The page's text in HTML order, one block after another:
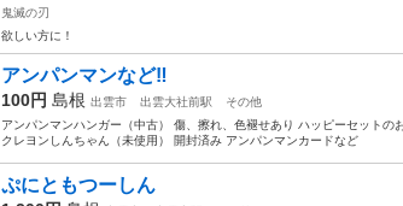
鬼滅の刃
欲しい方に！
アンパンマンなど‼️
100円 島根 出雲市 出雲大社前駅
その他
アンパンマンハンガー（中古） 傷、擦れ、色褪せあり ハッピーセットの
クレヨンしんちゃん（未使用） 開封済み アンパンマンカードなど
ぷにともつーしん